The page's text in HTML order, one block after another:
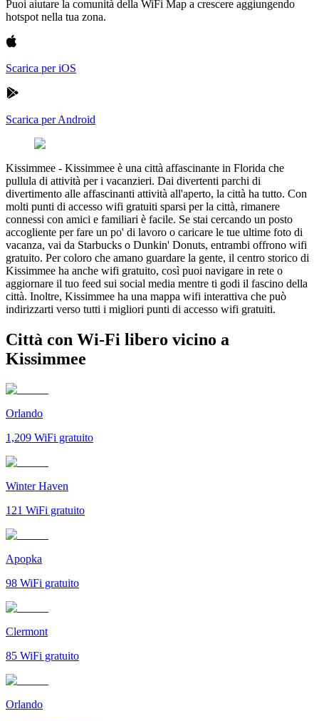
Puoi aiutare la comunità della WiFi Map a crescere aggiungendo
hotspot nella tua zona.
Scarica per iOS
Scarica per Android
Kissimmee - Kissimmee è una città affascinante in Florida che
pullula di attività per i vacanzieri. Dai divertenti parchi di
divertimento alle affascinanti attività all'aperto, la città ha tutto. Con
molti punti di accesso wifi gratuiti sparsi per la città, rimanere
connessi con amici e familiari è facile. Se stai cercando un posto
accogliente per fare un po' di lavoro o caricare le tue ultime foto di
vacanza, vai da Starbucks o Dunkin' Donuts, entrambi offrono wifi
gratuito. Per coloro che amano guardare la gente, il centro storico di
Kissimmee ha anche wifi gratuito, così puoi navigare in rete o
aggiornare il tuo feed sui social media mentre ti godi il fascino della
città. Inoltre, Kissimmee ha una mappa wifi interattiva che può
indirizzarti verso tutti i migliori punti di accesso wifi gratuiti.
Città con Wi-Fi libero vicino a
Kissimmee
Orlando
1,209 WiFi gratuito
Winter Haven
121 WiFi gratuito
Apopka
98 WiFi gratuito
Clermont
85 WiFi gratuito
Orlando